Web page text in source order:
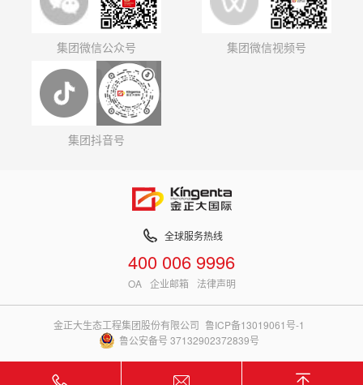
集团微信公众号 集团微信视频号
集团抖音号
全球服务热线
400 006 9996
OA 企业邮箱 法律声明
金正大生态工程集团股份有限公司 鲁ICP备13019061号-1
鲁公安备号 37132902372839号